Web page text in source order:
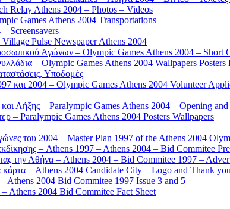
Relay Athens 2004 – Photos – Videos
Games Athens 2004 Transportations
Screensavers
Pulse Newspaper Athens 2004
Αγώνων – Olympic Games Athens 2004 – Short
– Olympic Games Athens 2004 Wallpapers Posters
Υποδομές
και 2004 – Olympic Games Athens 2004 Volunteer
Λήξης – Paralympic Games Athens 2004 – Opening
– Paralympic Games Athens 2004 Posters Wallpapers
του 2004 – Master Plan 1997 of the Athens 2004
– Athens 1997 – Athens 2004 – Bid Commitee
την Αθήνα – Athens 2004 – Bid Commitee 1997 –
– Athens 2004 Candidate City – Logo and Thank
Athens 2004 Bid Commitee 1997 Issue 3 and 5
– Athens 2004 Bid Commitee Fact Sheet